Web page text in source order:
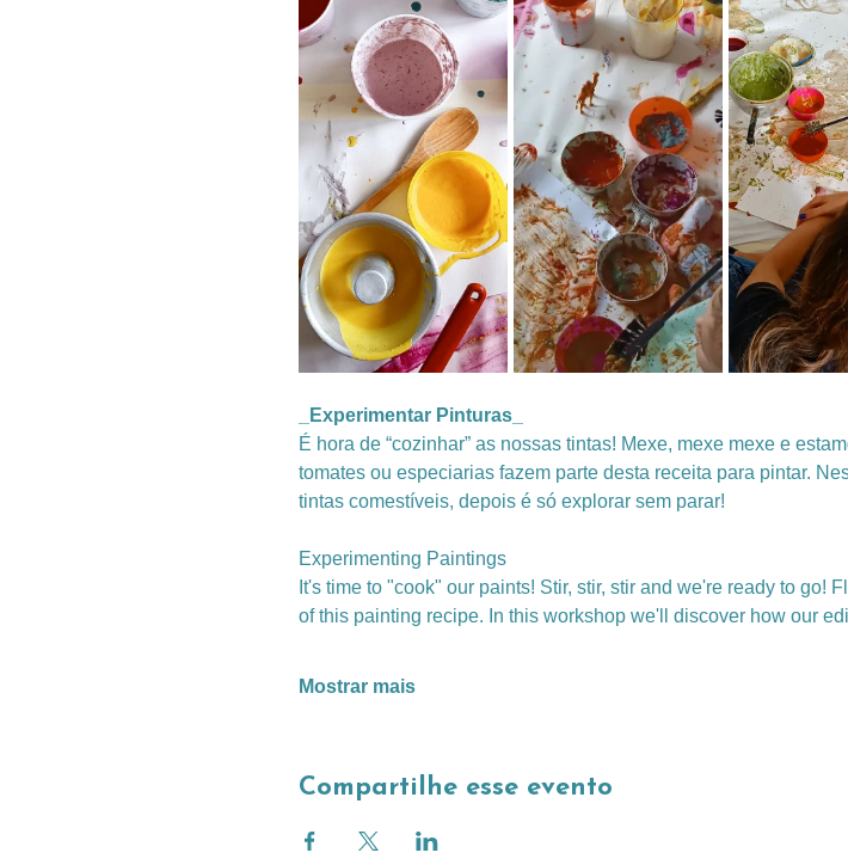
_Experimentar Pinturas_
É hora de “cozinhar” as nossas tintas! Mexe, mexe mexe e
tomates ou especiarias fazem parte desta receita para pintar.
tintas comestíveis, depois é só explorar sem parar!
Experimenting Paintings
It's time to "cook" our paints! Stir, stir, stir and we're ready to go!
of this painting recipe. In this workshop we'll discover how our
Mostrar mais
Compartilhe esse evento